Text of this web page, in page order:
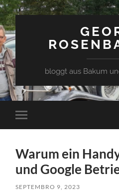
bloggt aus Bakum
Toggle
mobile
Warum ein
und Google
SEPTEMBRO 9, 2023